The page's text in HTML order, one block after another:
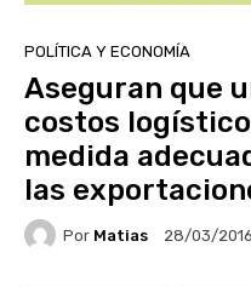
POLÍTICA Y ECONOMÍA
Aseguran que
costos
medida
las
Por Matias 28/03/2016